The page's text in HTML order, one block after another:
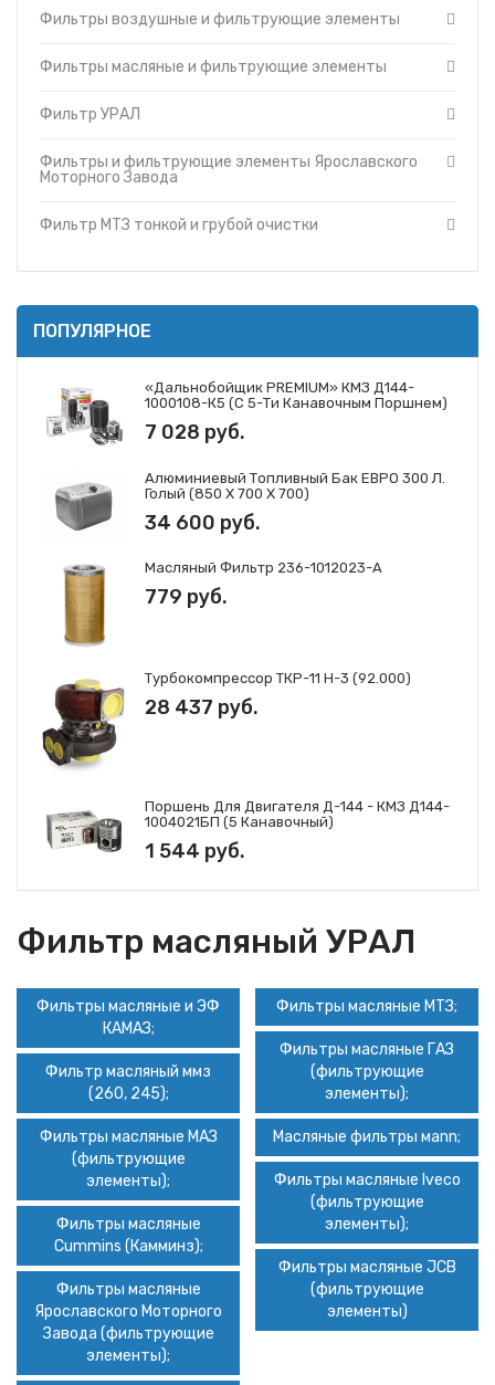
Топливные баки
Вкладыши
Утеплители капота
Прайс-листы
Доставка
Контакты
фильтрующие
элементы
фильтрующие
элементы МАЗ
элементы
Фильтры и
элементы
фильтрующие
элементы ЗМЗ
Фильтр МТЗ
Фильтры и
элементы ГАЗ
фильтрующие
Фильтры и
Фильтры и
фильтрующие
элементы JCB
Фильтры воздушные и фильтрующие элементы
Фильтры масляные и фильтрующие элементы
Фильтр УРАЛ
Фильтры и фильтрующие элементы Ярославского
Моторного Завода
Фильтр МТЗ тонкой и грубой очистки
ПОПУЛЯРНОЕ
«Дальнобойщик PREMIUM» КМЗ Д144-
1000108-К5 (с 5-Ти Канавочным Поршнем)
7 028 руб.
Алюминиевый Топливный Бак ЕВРО 300 Л.
Голый (850 Х 700 Х 700)
34 600 руб.
Масляный Фильтр 236-1012023-А
779 руб.
Турбокомпрессор ТКР-11 Н-3 (92.000)
28 437 руб.
Поршень Для Двигателя Д-144 - КМЗ Д144-
1004021БП (5 Канавочный)
1 544 руб.
Фильтр масляный УРАЛ
Фильтры масляные и ЭФ
КАМАЗ;
Фильтр масляный ммз
(260, 245);
Фильтры масляные МАЗ
(фильтрующие
элементы);
Фильтры масляные
Cummins (Камминз);
Фильтры масляные
Ярославского Моторного
Завода (фильтрующие
элементы);
Фильтры масляные МТЗ;
Фильтры масляные ГАЗ
(фильтрующие
элементы);
Масляные фильтры мann;
Фильтры масляные Iveco
(фильтрующие
элементы);
Фильтры масляные JCB
(фильтрующие
элементы)